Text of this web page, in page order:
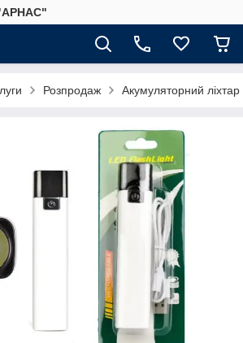
"АРНАС"
Розпродаж Акумуляторний